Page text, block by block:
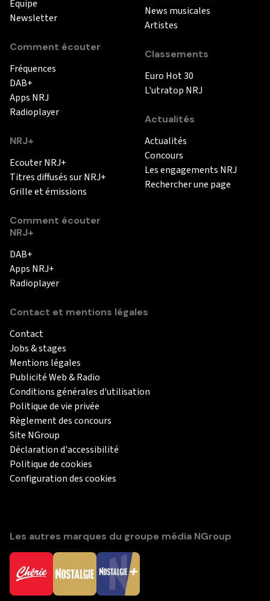
Equipe
Newsletter
Comment écouter
Fréquences
DAB+
Apps NRJ
Radioplayer
NRJ+
Ecouter NRJ+
Titres diffusés sur NRJ+
Grille et émissions
Comment écouter
NRJ+
DAB+
Apps NRJ+
Radioplayer
News musicales
Artistes
Classements
Euro Hot 30
L'utratop NRJ
Actualités
Actualités
Concours
Les engagements NRJ
Rechercher une page
Contact et mentions légales
Contact
Jobs & stages
Mentions légales
Publicité Web & Radio
Conditions générales d'utilisation
Politique de vie privée
Règlement des concours
Site NGroup
Déclaration d'accessibilité
Politique de cookies
Configuration des cookies
Les autres marques du groupe média NGroup